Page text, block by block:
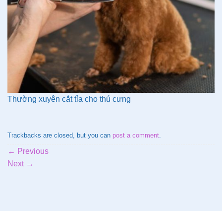
Thường xuyên cắt tỉa cho thú cưng
Trackbacks are closed, but you can post a comment.
← Previous
Next →